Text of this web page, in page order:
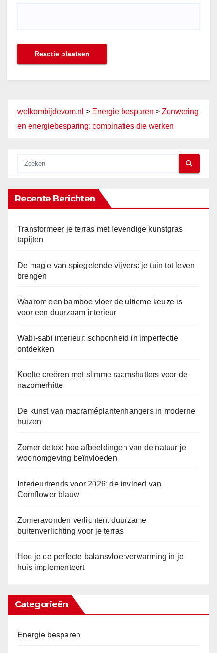
welkombijdevom.nl > Energie besparen > Zonwering
en energiebesparing: combinaties die werken
Recente Berichten
Transformeer je terras met levendige kunstgras
tapijten
De magie van spiegelende vijvers: je tuin tot leven
brengen
Waarom een bamboe vloer de ultieme keuze is
voor een duurzaam interieur
Wabi-sabi interieur: schoonheid in imperfectie
ontdekken
Koelte creëren met slimme raamshutters voor de
nazomerhitte
De kunst van macraméplantenhangers in moderne
huizen
Zomer detox: hoe afbeeldingen van de natuur je
woonomgeving beïnvloeden
Interieurtrends voor 2026: de invloed van
Cornflower blauw
Zomeravonden verlichten: duurzame
buitenverlichting voor je terras
Hoe je de perfecte balansvloerverwarming in je
huis implementeert
Categorieën
Energie besparen